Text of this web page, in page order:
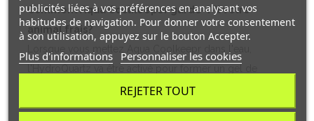
Comment Aqua Coolkeeper garde-t-il votre
animal frais?
refroidissement actif.
publicités liées à vos préférences en analysant vos
habitudes de navigation. Pour donner votre consentement
à son utilisation, appuyez sur le bouton Accepter.
Plus d'informations Personnaliser les cookies
REJETER TOUT